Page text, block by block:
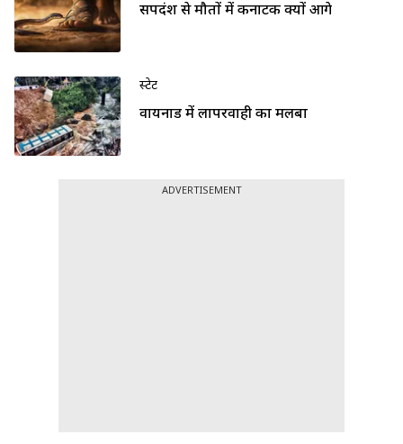
सर्पदंश से मौतों में कर्नाटक क्यों आगे
स्टेट
वायनाड में लापरवाही का मलबा
ADVERTISEMENT